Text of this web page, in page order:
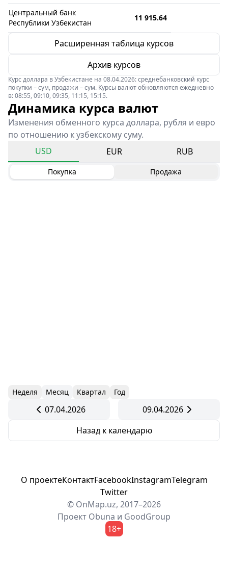
Центральный банк
Республики Узбекистан
11 915.64
Расширенная таблица курсов
Архив курсов
Курс доллара в Узбекистане на 08.04.2026: среднебанковский курс
покупки – сум, продажи – сум. Курсы валют обновляются ежедневно
в: 08:55, 09:10, 09:35, 11:15, 15:15.
Динамика курса валют
Изменения обменного курса доллара, рубля и евро
по отношению к узбекскому суму.
USD
EUR RUB
Покупка Продажа
Неделя Месяц Квартал Год
07.04.2026
09.04.2026
Назад к календарю
О проектеКонтактFacebookInstagramTelegram
Twitter
© OnMap.uz, 2017–2026
Проект Obuna и GoodGroup
18+